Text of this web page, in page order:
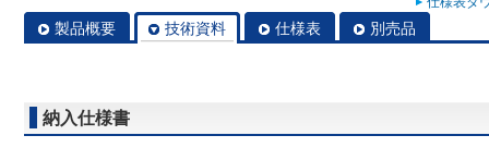
製品概要 技術資料 仕様表 別売品
納入仕様書